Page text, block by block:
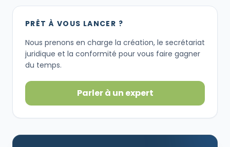
PRÊT À VOUS LANCER ?
Nous prenons en charge la création, le secrétariat
juridique et la conformité pour vous faire gagner
du temps.
Parler à un expert